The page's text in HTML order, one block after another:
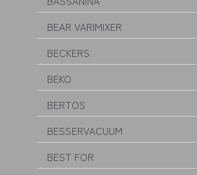
BEAR VARIMIXER
BECKERS
BEKO
BERTOS
BESSERVACUUM
BEST FOR